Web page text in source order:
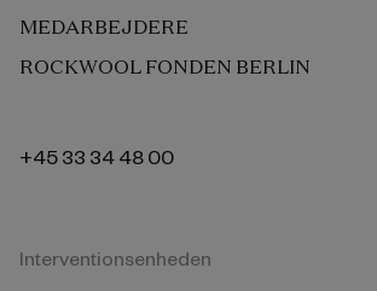
MEDARBEJDERE
ROCKWOOL FONDEN BERLIN
+45 33 34 48 00
Interventionsenheden